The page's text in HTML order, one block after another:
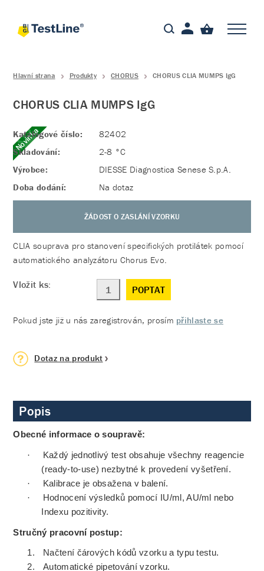
Hlavní strana Produkty CHORUS CHORUS CLIA MUMPS IgG
CHORUS CLIA MUMPS IgG
Novinka
Katalogové číslo:
82402
Skladování:
2-8 °C
Výrobce:
DIESSE Diagnostica Senese S.p.A.
Doba dodání:
Na dotaz
ŽÁDOST O ZASLÁNÍ VZORKU
CLIA souprava pro stanovení specifických protilátek pomocí
automatického analyzátoru Chorus Evo.
Vložit ks: POPTAT
Pokud jste již u nás zaregistrován, prosím přihlaste se
Dotaz na produkt
Popis
Obecné informace o soupravě:
·
Každý jednotlivý test obsahuje všechny reagencie
(ready-to-use) nezbytné k provedení vyšetření.
·
Kalibrace je obsažena v balení.
·
Hodnocení výsledků pomocí IU/ml, AU/ml nebo
Indexu pozitivity.
Stručný pracovní postup:
1.
Načtení čárových kódů vzorku a typu testu.
2.
Automatické pipetování vzorku.